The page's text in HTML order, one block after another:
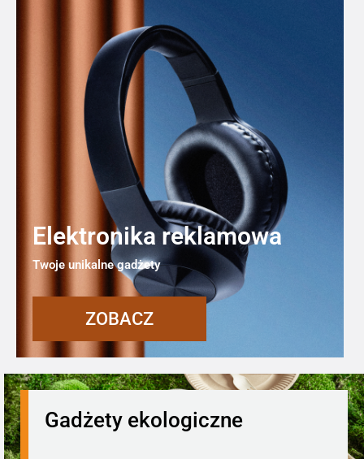
Elektronika reklamowa
Twoje unikalne gadżety
ZOBACZ
Gadżety ekologiczne